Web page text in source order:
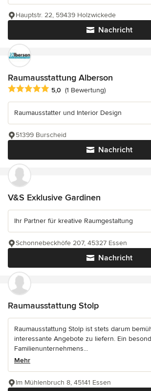
Nachricht
Hauptstr. 22, 59439 Holzwickede
Raumausstattung Alberson
Durchschnittliche Bewertung: 5 von 5
5,0 (1 Bewertung)
Raumausstatter und Interior Design
Nachricht
51399 Burscheid
V&S Exklusive Gardinen
Ihr Partner für kreative Raumgestaltung
Nachricht
Schonnebeckhöfe 207, 45327 Essen
Raumausstattung Stolp
Raumausstattung Stolp ist stets darum
interessante Angebote zu liefern. Ein
Familienunternehmens...
Mehr
Im Mühlenbruch 8, 45141 Essen